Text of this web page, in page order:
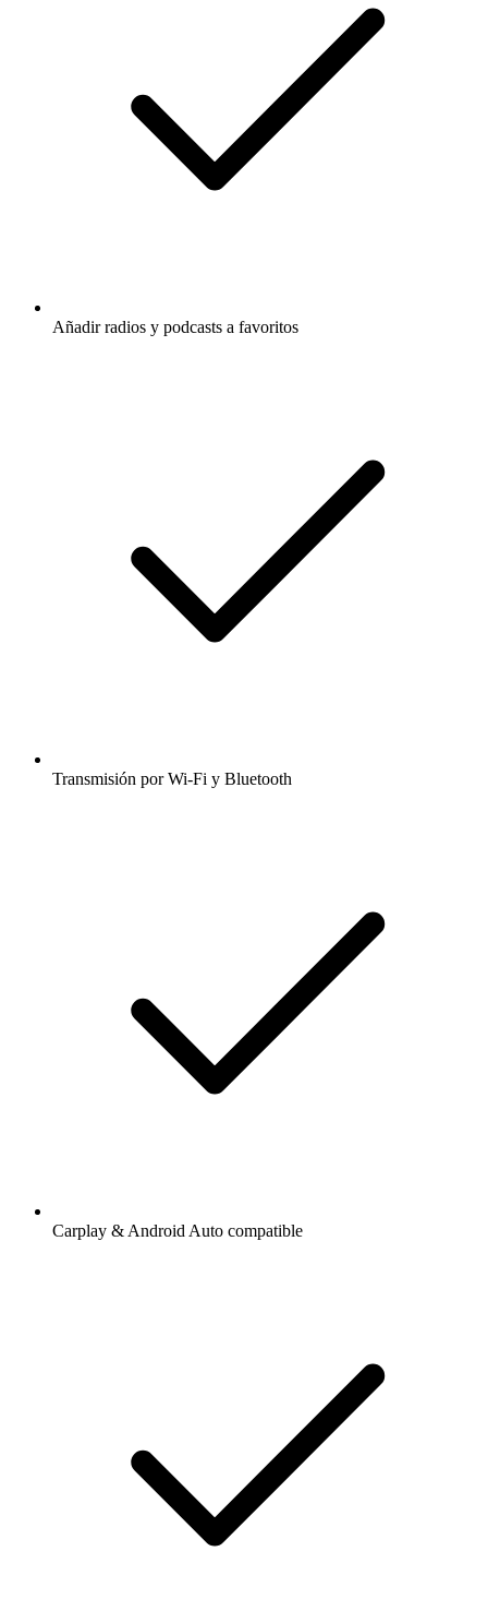
Añadir radios y podcasts a favoritos
Transmisión por Wi-Fi y Bluetooth
Carplay & Android Auto compatible